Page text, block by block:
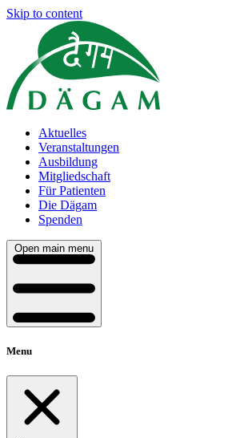
Skip to content
Aktuelles
Veranstaltungen
Ausbildung
Mitgliedschaft
Für Patienten
Die Dägam
Spenden
Open main menu
Menu